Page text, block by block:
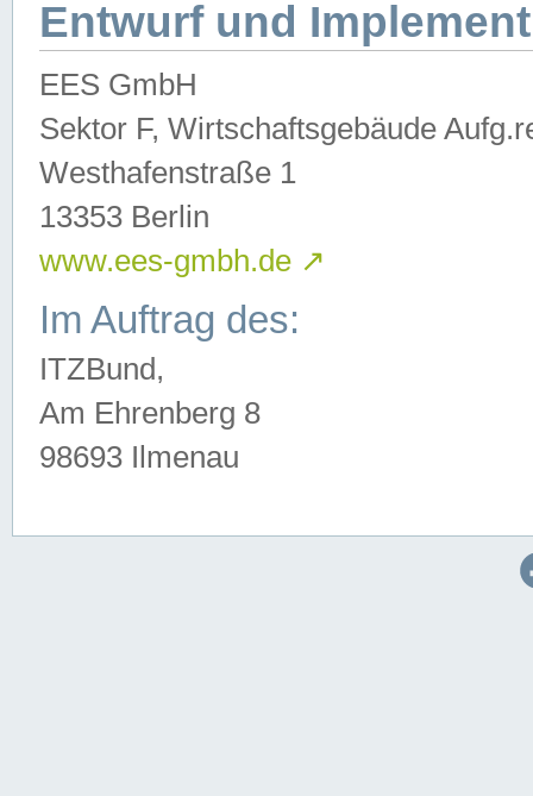
Entwurf und
EES GmbH
Sektor F, Wirtschaftsgebäude
Westhafenstraße 1
13353 Berlin
www.ees-gmbh.de ↗
Im Auftrag des:
ITZBund,
Am Ehrenberg 8
98693 Ilmenau